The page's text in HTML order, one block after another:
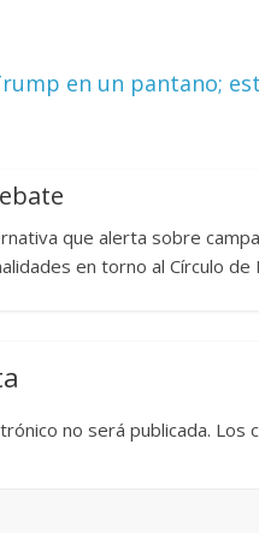
en un pantano;
que alerta sobre
en torno al Círculo
no será publicada. Los